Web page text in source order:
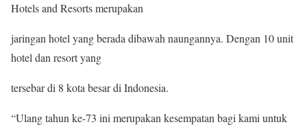
Hotels and Resorts merupakan
jaringan hotel yang berada dibawah naungannya. Dengan 10 unit
hotel dan resort yang
tersebar di 8 kota besar di Indonesia.
“Ulang tahun ke-73 ini merupakan kesempatan bagi kami untuk